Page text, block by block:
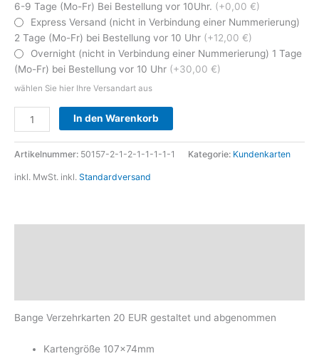
6-9 Tage (Mo-Fr) Bei Bestellung vor 10Uhr. (+0,00 €)
Express Versand (nicht in Verbindung einer Nummerierung)
2 Tage (Mo-Fr) bei Bestellung vor 10 Uhr (+12,00 €)
Overnight (nicht in Verbindung einer Nummerierung) 1 Tage
(Mo-Fr) bei Bestellung vor 10 Uhr (+30,00 €)
wählen Sie hier Ihre Versandart aus
In den Warenkorb
Artikelnummer: 50157-2-1-2-1-1-1-1-1 Kategorie: Kundenkarten
inkl. MwSt. inkl. Standardversand
Bange Verzehrkarten 20 EUR gestaltet und abgenommen
Kartengröße 107x74mm